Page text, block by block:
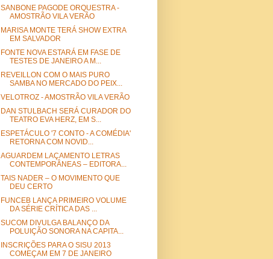
SANBONE PAGODE ORQUESTRA -
AMOSTRÃO VILA VERÃO
MARISA MONTE TERÁ SHOW EXTRA
EM SALVADOR
FONTE NOVA ESTARÁ EM FASE DE
TESTES DE JANEIRO A M...
REVEILLON COM O MAIS PURO
SAMBA NO MERCADO DO PEIX...
VELOTROZ - AMOSTRÃO VILA VERÃO
DAN STULBACH SERÁ CURADOR DO
TEATRO EVA HERZ, EM S...
ESPETÁCULO '7 CONTO - A COMÉDIA'
RETORNA COM NOVID...
AGUARDEM LAÇAMENTO LETRAS
CONTEMPORÂNEAS – EDITORA...
TAIS NADER – O MOVIMENTO QUE
DEU CERTO
FUNCEB LANÇA PRIMEIRO VOLUME
DA SÉRIE CRÍTICA DAS ...
SUCOM DIVULGA BALANÇO DA
POLUIÇÃO SONORA NA CAPITA...
INSCRIÇÕES PARA O SISU 2013
COMEÇAM EM 7 DE JANEIRO